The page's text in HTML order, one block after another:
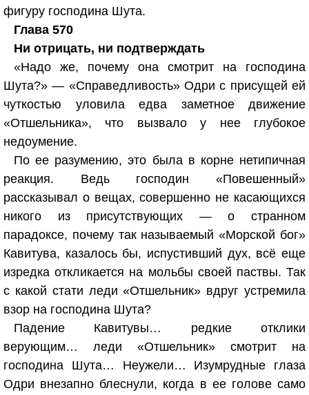
фигуру господина Шута.
Глава 570
Ни отрицать, ни подтверждать
«Надо же, почему она смотрит на господина
Шута?» — «Справедливость» Одри с присущей ей
чуткостью уловила едва заметное движение
«Отшельника», что вызвало у нее глубокое
недоумение.
По ее разумению, это была в корне нетипичная
реакция. Ведь господин «Повешенный»
рассказывал о вещах, совершенно не касающихся
никого из присутствующих — о странном
парадоксе, почему так называемый «Морской бог»
Кавитува, казалось бы, испустивший дух, всё еще
изредка откликается на мольбы своей паствы. Так
с какой стати леди «Отшельник» вдруг устремила
взор на господина Шута?
Падение Кавитувы… редкие отклики
верующим… леди «Отшельник» смотрит на
господина Шута… Неужели… Изумрудные глаза
Одри внезапно блеснули, когда в ее голове само